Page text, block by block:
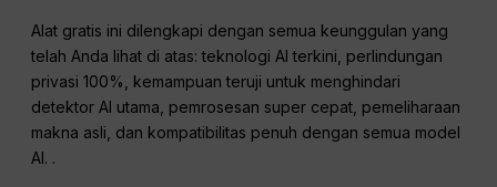
Alat gratis ini dilengkapi dengan semua keunggulan yang
telah Anda lihat di atas: teknologi AI terkini, perlindungan
privasi 100%, kemampuan teruji untuk menghindari
detektor AI utama, pemrosesan super cepat, pemeliharaan
makna asli, dan kompatibilitas penuh dengan semua model
AI. .